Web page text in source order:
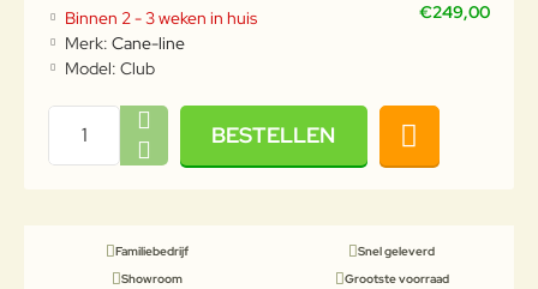
€249,00
Binnen 2 - 3 weken in huis
Merk: Cane-line
Model: Club
BESTELLEN
Familiebedrijf
Snel geleverd
Showroom
Grootste voorraad